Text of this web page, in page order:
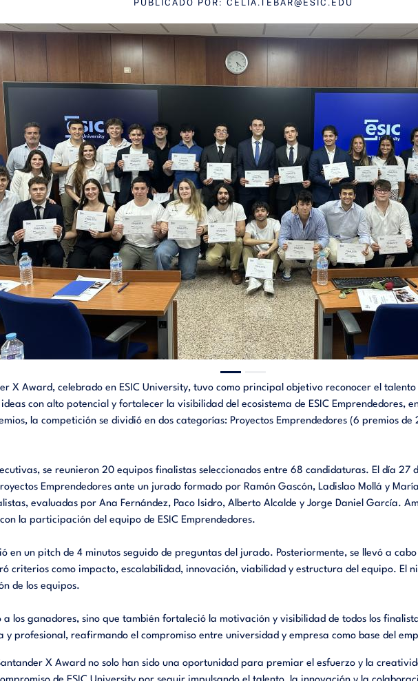
PUBLICADO POR: CELIA.TEBAR@ESIC.EDU
X Award, celebrado en ESIC University, tuvo como principal objetivo reconocer el
con alto potencial y fortalecer la visibilidad del ecosistema de ESIC Emprendedores,
la competición se dividió en dos categorías: Proyectos Emprendedores (6 premios
se reunieron 20 equipos finalistas seleccionados entre 68 candidaturas. El día 27
Emprendedores ante un jurado formado por Ramón Gascón, Ladislao Mollá y
evaluadas por Ana Fernández, Paco Isidro, Alberto Alcalde y Jorge Daniel García.
la participación del equipo de ESIC Emprendedores.
en un pitch de 4 minutos seguido de preguntas del jurado. Posteriormente, se llevó a
criterios como impacto, escalabilidad, innovación, viabilidad y estructura del equipo. El
de los equipos.
a los ganadores, sino que también fortaleció la motivación y visibilidad de todos los
profesional, reafirmando el compromiso entre universidad y empresa como base del
X Award no solo han sido una oportunidad para premiar el esfuerzo y la